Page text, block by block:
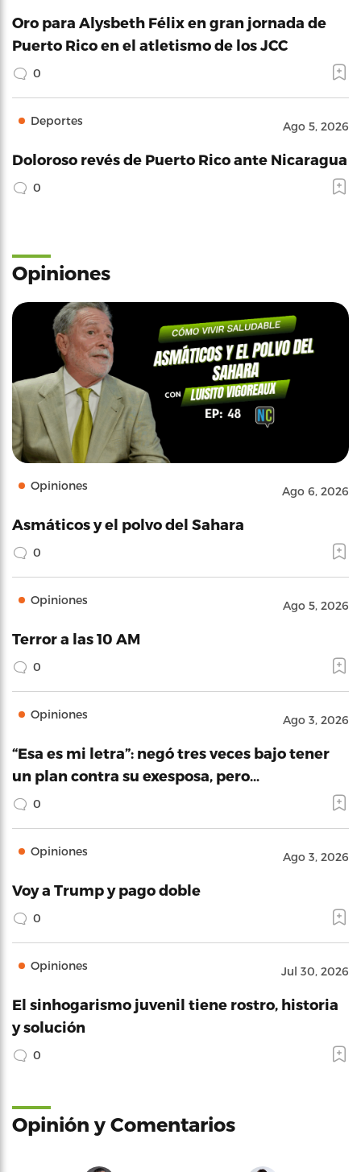
Oro para Alysbeth Félix en gran jornada de
Puerto Rico en el atletismo de los JCC
0
Deportes Ago 5, 2026
Doloroso revés de Puerto Rico ante Nicaragua
0
Opiniones
Opiniones Ago 6, 2026
Asmáticos y el polvo del Sahara
0
Opiniones Ago 5, 2026
Terror a las 10 AM
0
Opiniones Ago 3, 2026
“Esa es mi letra”: negó tres veces bajo tener
un plan contra su exesposa, pero…
0
Opiniones Ago 3, 2026
Voy a Trump y pago doble
0
Opiniones Jul 30, 2026
El sinhogarismo juvenil tiene rostro, historia
y solución
0
Opinión y Comentarios